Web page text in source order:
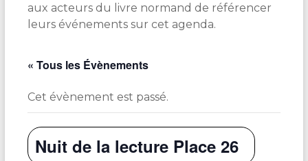
aux acteurs du livre normand de référencer
leurs événements sur cet agenda.
« Tous les Évènements
Cet évènement est passé.
Nuit de la lecture Place 26